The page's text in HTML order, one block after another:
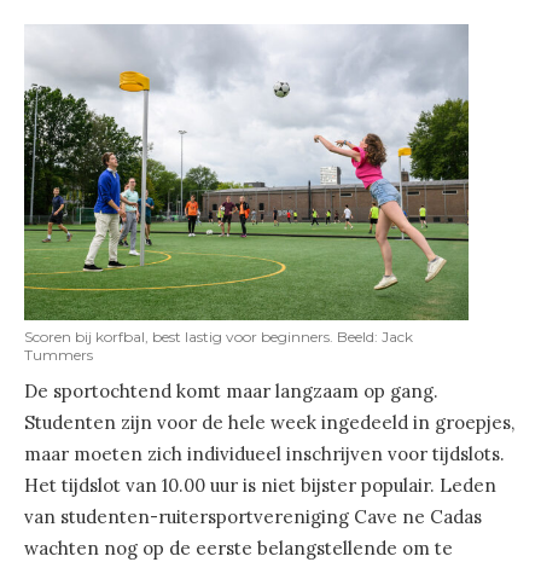
Scoren bij korfbal, best lastig voor beginners. Beeld: Jack
Tummers
De sportochtend komt maar langzaam op gang.
Studenten zijn voor de hele week ingedeeld in groepjes,
maar moeten zich individueel inschrijven voor tijdslots.
Het tijdslot van 10.00 uur is niet bijster populair. Leden
van studenten-ruitersportvereniging Cave ne Cadas
wachten nog op de eerste belangstellende om te